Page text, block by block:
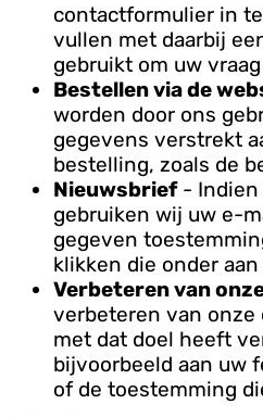
contactformulier in
vullen met daarbij
gebruikt om uw
Bestellen via de
worden door ons
gegevens verstrekt
bestelling, zoals de
Nieuwsbrief- Indien
gebruiken wij uw e-
gegeven
klikken die onder
Verbeteren van
verbeteren van
met dat doel heeft
bijvoorbeeld aan uw
of de toestemming